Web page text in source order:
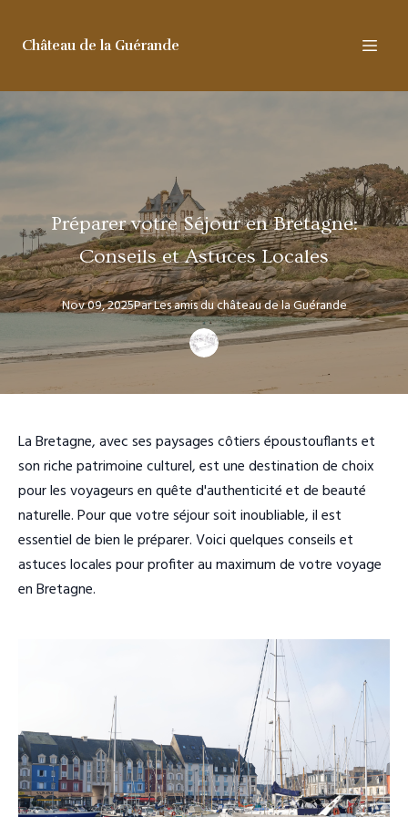
Château de la Guérande
Préparer votre Séjour en Bretagne:
Conseils et Astuces Locales
Nov 09, 2025ParLes amisdu château de la Guérande
La Bretagne, avec ses paysages côtiers époustouflants et
son riche patrimoine culturel, est une destination de choix
pour les voyageurs en quête d'authenticité et de beauté
naturelle. Pour que votre séjour soit inoubliable, il est
essentiel de bien le préparer. Voici quelques conseils et
astuces locales pour profiter au maximum de votre voyage
en Bretagne.